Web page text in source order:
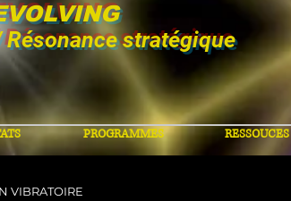
stratégique
PROGRAMMES RESSOUCES
VIBRATOIRE